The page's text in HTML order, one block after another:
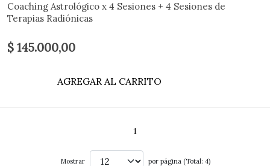
Coaching Astrológico x 4 Sesiones + 4 Sesiones de
Terapias Radiónicas
$ 145.000,00
AGREGAR AL CARRITO
1
Mostrar por página (Total: 4)